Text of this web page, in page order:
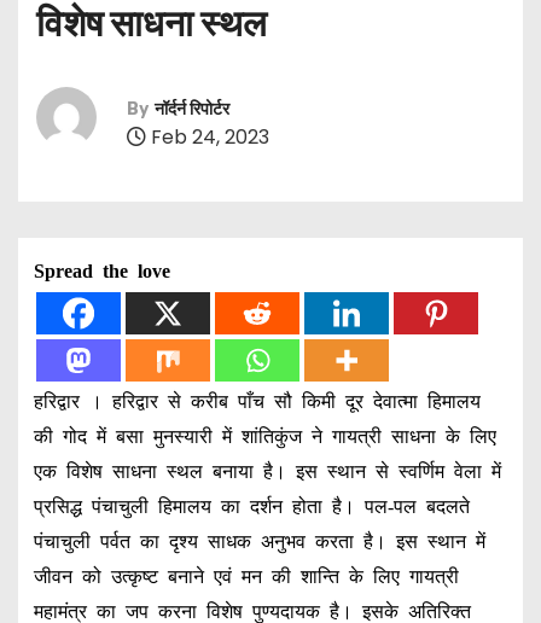
विशेष साधना स्थल
By नॉर्दर्न रिपोर्टर
Feb 24, 2023
Spread the love
हरिद्वार । हरिद्वार से करीब पाँच सौ किमी दूर देवात्मा हिमालय
की गोद में बसा मुनस्यारी में शांतिकुंज ने गायत्री साधना के लिए
एक विशेष साधना स्थल बनाया है। इस स्थान से स्वर्णिम वेला में
प्रसिद्ध पंचाचुली हिमालय का दर्शन होता है। पल-पल बदलते
पंचाचुली पर्वत का दृश्य साधक अनुभव करता है। इस स्थान में
जीवन को उत्कृष्ट बनाने एवं मन की शान्ति के लिए गायत्री
महामंत्र का जप करना विशेष पुण्यदायक है। इसके अतिरिक्त